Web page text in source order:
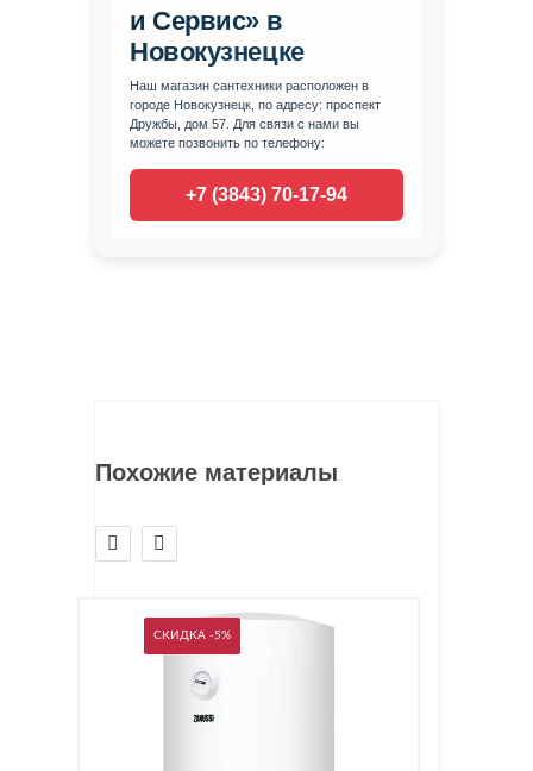
и Сервис» в
Новокузнецке
Наш магазин сантехники расположен в
городе Новокузнецк, по адресу: проспект
Дружбы, дом 57. Для связи с нами вы
можете позвонить по телефону:
+7 (3843) 70-17-94
Похожие материалы
СКИДКА -5%